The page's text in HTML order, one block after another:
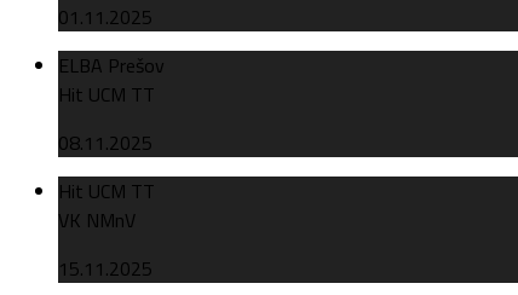
01.11.2025
ELBA Prešov
Hit UCM TT
08.11.2025
Hit UCM TT
VK NMnV
15.11.2025